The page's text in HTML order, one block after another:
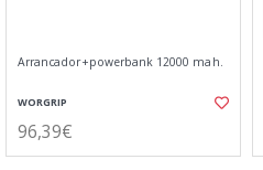
Arrancador+powerbank 12000 mah.
WORGRIP
96,39€